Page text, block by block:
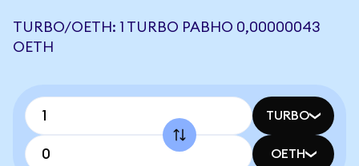
TURBO/OETH: 1 TURBO РАВНО 0,00000043
OETH
TURBO
OETH